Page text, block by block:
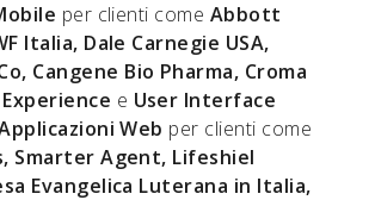
per clienti come Abbott
Italia, Dale Carnegie USA,
Cangene Bio Pharma, Croma
e User Interface
Web per clienti come
Smarter Agent, Lifeshiel
Evangelica Luterana in Italia,